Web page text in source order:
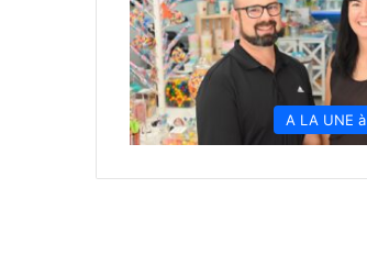
A LA UNE